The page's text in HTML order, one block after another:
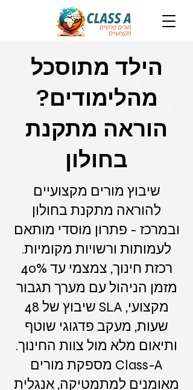
הילד מתוסכל
מהלימודים?
הוראה מתקנת
בחולון
שיבוץ מורים מקצועיים
להוראה מתקנת בחולון
ובמרכז - פתרון מוסדי מותאם
לעמותות ורשויות מקומיות.
רכזת חינוך, צמצמי עד 40%
מזמן הניהול עם מערך תגבור
מקצועי, SLA שיבוץ של 48
שעות, מעקב פדגוגי שוטף
ותיאום מלא מול צוות החינוך.
Class-A מספקת מורים
מאומנים למתמטיקה, אנגלית